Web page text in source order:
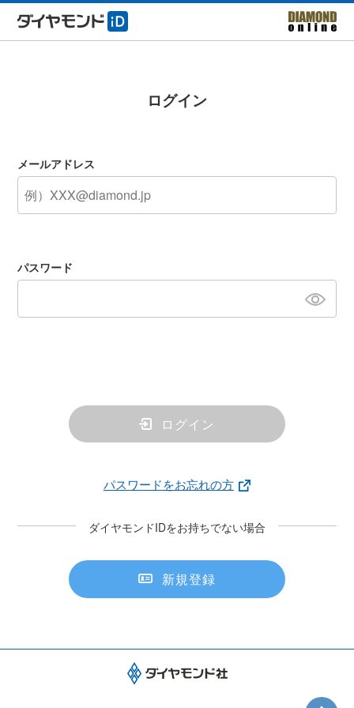
ログイン
メールアドレス
パスワード
ログイン
パスワードをお忘れの方
ダイヤモンドIDをお持ちでない場合
新規登録